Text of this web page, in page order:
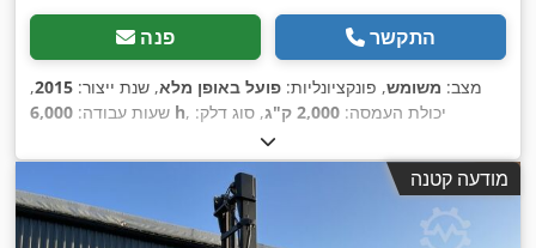
פנה התקשר
מצב: משומש, פונקציונליות: פועל באופן מלא, שנת ייצור: 2015
,
שעות עבודה: 6,000 h , יכולת העמסה: 2,000 ק"ג
, סוג דלק:
מודעה קטנה